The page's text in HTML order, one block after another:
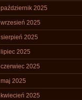
październik 2025
wrzesień 2025
sierpień 2025
lipiec 2025
czerwiec 2025
maj 2025
kwiecień 2025